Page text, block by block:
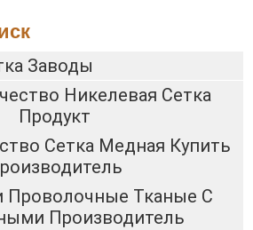
Заводы
Никелевая Сетка
Продукт
Сетка Медная Купить
Проволочные Тканые С
Производитель